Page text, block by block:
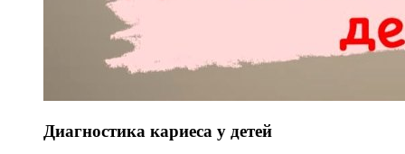
Диагностика кариеса у детей